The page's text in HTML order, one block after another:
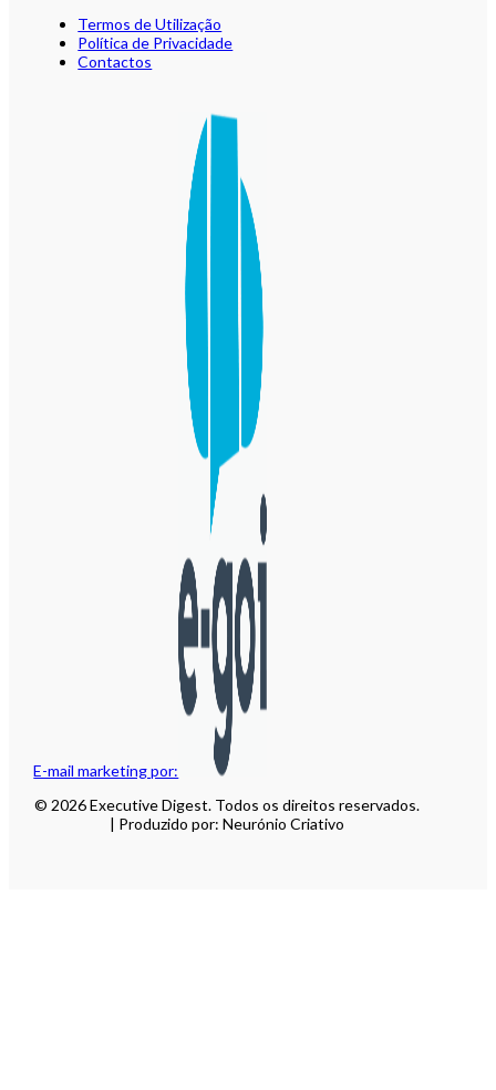
E-mail marketing por:
Termos de Utilização
Política de Privacidade
Contactos
© 2026 Executive Digest. Todos os direitos reservados.
| Produzido por: Neurónio Criativo